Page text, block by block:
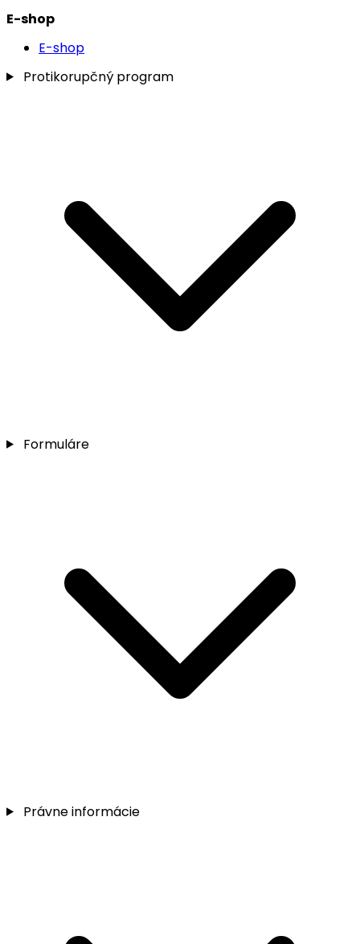
E-shop
E-shop
Protikorupčný program
Formuláre
Právne informácie